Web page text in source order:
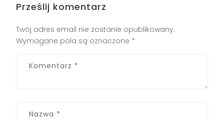
Prześlij komentarz
Twój adres email nie zostanie opublikowany.
Wymagane pola są oznaczone *